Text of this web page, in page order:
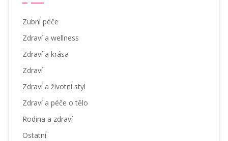
Zubní péče
Zdraví a wellness
Zdraví a krása
Zdraví
Zdraví a životní styl
Zdraví a péče o tělo
Rodina a zdraví
Ostatní